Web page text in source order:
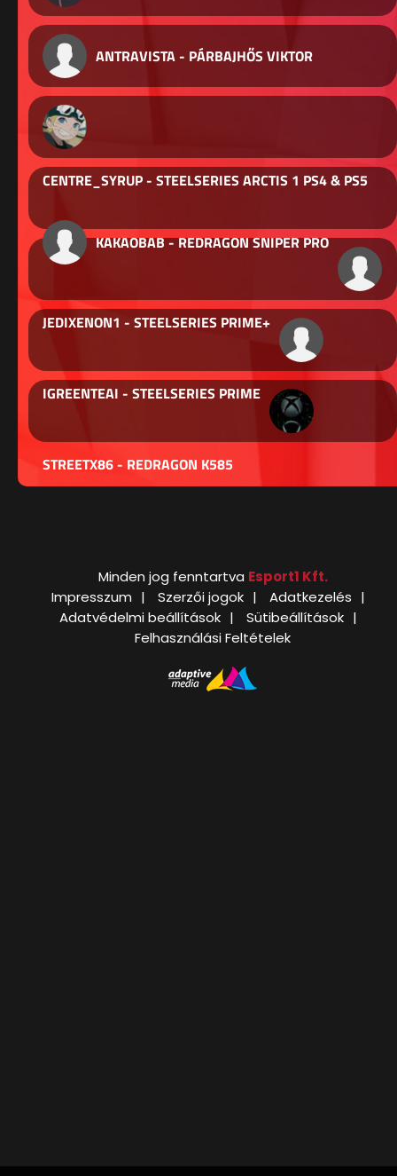
ANTRAVISTA - PÁRBAJHŐS VIKTOR
CENTRE_SYRUP - STEELSERIES ARCTIS 1 PS4 & PS5
KAKAOBAB - REDRAGON SNIPER PRO
JEDIXENON1 - STEELSERIES PRIME+
IGREENTEAI - STEELSERIES PRIME
STREETX86 - REDRAGON K585
Minden jog fenntartva Esport1 Kft.
Impresszum
Szerzői jogok
Adatkezelés
Adatvédelmi beállítások
Sütibeállítások
Felhasználási Feltételek